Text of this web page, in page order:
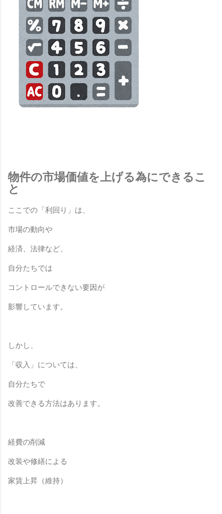
物件の市場価値を上げる為にできるこ
と
ここでの「利回り」は、
市場の動向や
経済、法律など、
自分たちでは
コントロールできない要因が
影響しています。
しかし、
「収入」については、
自分たちで
改善できる方法はあります。
経費の削減
改装や修繕による
家賃上昇（維持）